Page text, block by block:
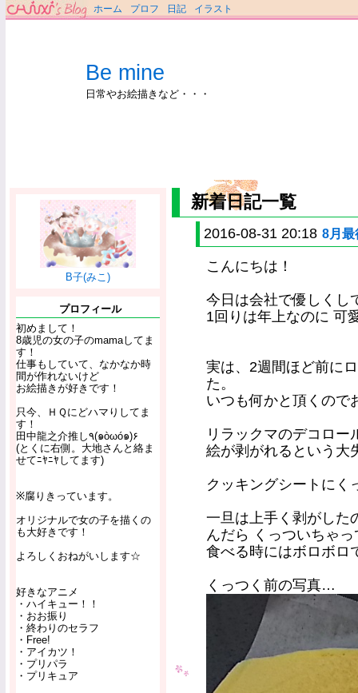
ホーム プロフ 日記 イラスト
Be mine
日常やお絵描きなど・・・
B子(みこ)
プロフィール
初めまして！
8歳児の女の子のmamaしてま
す！
仕事もしていて、なかなか時
間が作れないけど
お絵描きが好きです！
只今、ＨＱにどハマりしてま
す！
田中龍之介推し٩(๑òωó๑)۶
(とくに右側。大地さんと絡ま
せてﾆﾔﾆﾔしてます)
※腐りきっています。
オリジナルで女の子を描くの
も大好きです！
よろしくおねがいします☆
好きなアニメ
・ハイキュー！！
・おお振り
・終わりのセラフ
・Free!
・アイカツ！
・プリパラ
・プリキュア
新着日記一覧
2016-08-31 20:18 8月最
こんにちは！
今日は会社で優しくし
1回りは年上なのに 可
実は、2週間ほど前に
た。
いつも何かと頂くので
リラックマのデコロー
絵が剥がれるという大
クッキングシートに
一旦は上手く剥がした
んだら くっついちゃ
食べる時にはボロボロ
くっつく前の写真…